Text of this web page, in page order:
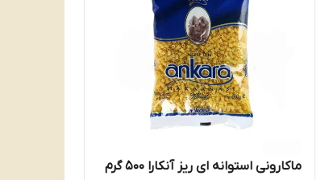
ماکارونی استوانه ای ریز آنکارا 500 گرم